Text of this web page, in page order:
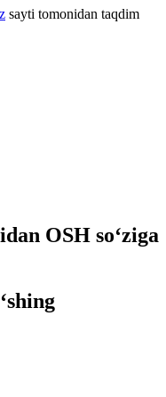
sayti tomonidan taqdim
OSH so‘ziga